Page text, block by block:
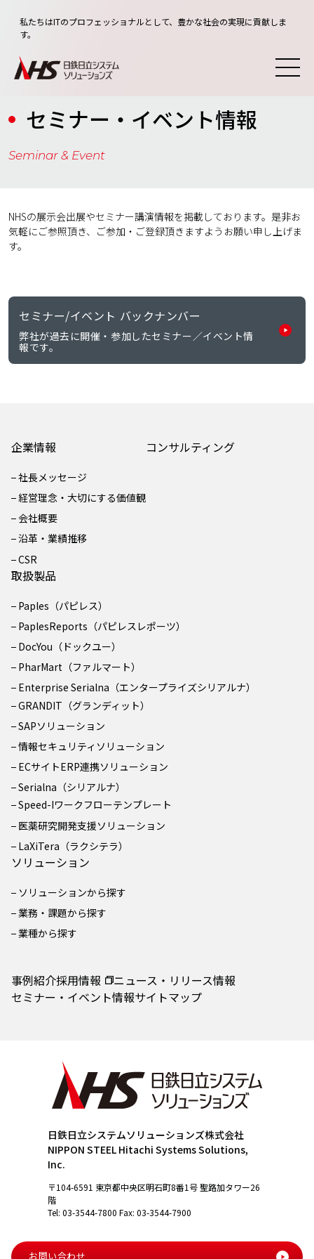
私たちはITのプロフェッショナルとして、豊かな社会の実現に貢献しま
す。
セミナー・イベント情報
Seminar & Event
NHSの展示会出展やセミナー講演情報を掲載しております。是非お
気軽にご参照頂き、ご参加・ご登録頂きますようお願い申し上げま
す。
セミナー/イベント バックナンバー
弊社が過去に開催・参加したセミナー／イベント情
報です。
企業情報
社長メッセージ
経営理念・大切にする価値観
会社概要
沿革・業績推移
CSR
コンサルティング
取扱製品
Paples（パピレス）
PaplesReports（パピレスレポーツ）
DocYou（ドックユー）
PharMart（ファルマート）
Enterprise Serialna（エンタープライズシリアルナ）
GRANDIT（グランディット）
SAPソリューション
情報セキュリティソリューション
ECサイトERP連携ソリューション
Serialna（シリアルナ）
Speed-Iワークフローテンプレート
医薬研究開発支援ソリューション
LaXiTera（ラクシテラ）
ソリューション
ソリューションから探す
業務・課題から探す
業種から探す
事例紹介採用情報
ニュース・リリース情報
セミナー・イベント情報サイトマップ
日鉄日立システムソリューションズ株式会社
NIPPON STEEL Hitachi Systems Solutions,
Inc.
〒104-6591 東京都中央区明石町8番1号 聖路加タワー26
階
Tel: 03-3544-7800 Fax: 03-3544-7900
お問い合わせ